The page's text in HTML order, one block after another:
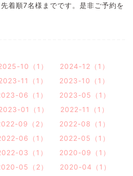
着順7名様までです。是非ご予約を
10（1）
2024-12（1）
11（1）
2023-10（1）
06（1）
2023-05（1）
01（1）
2022-11（1）
09（2）
2022-08（1）
06（1）
2022-05（1）
03（1）
2020-09（1）
05（2）
2020-04（1）